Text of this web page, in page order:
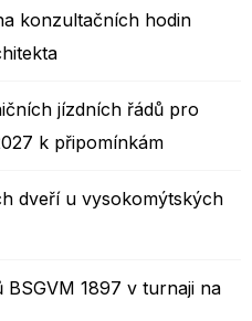
konzultačních hodin
jízdních řádů pro
k připomínkám
dveří u vysokomýtských
BSGVM 1897 v turnaji na